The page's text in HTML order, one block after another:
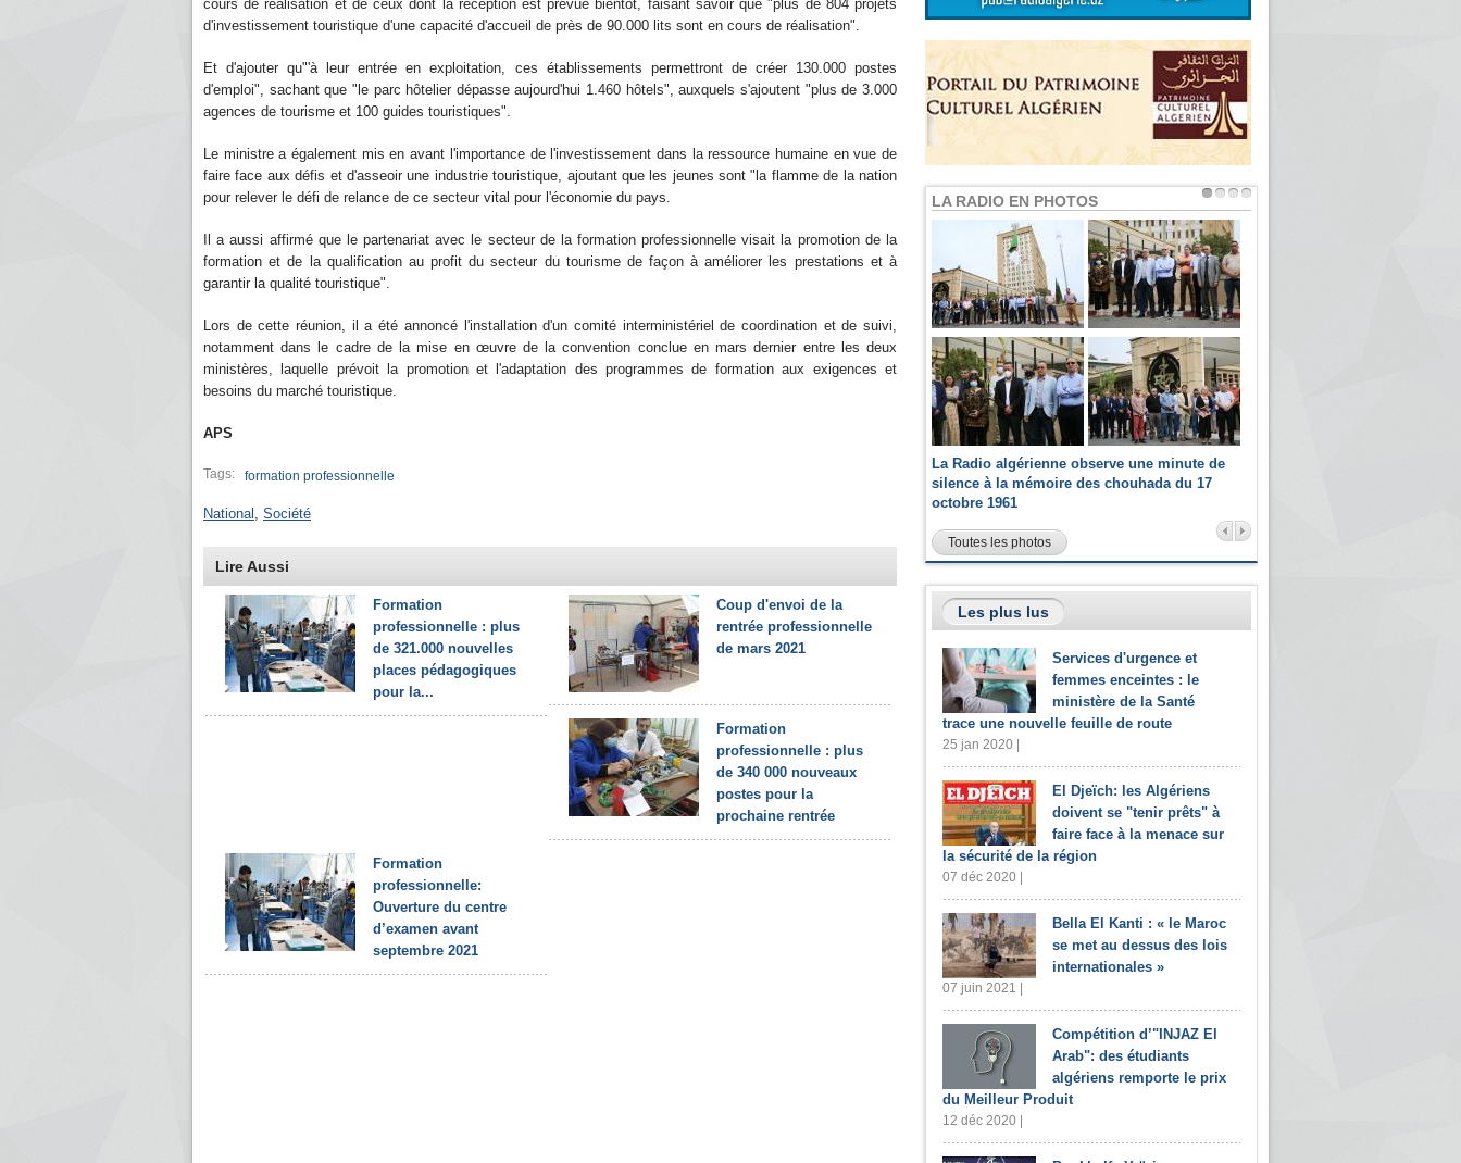
cours de réalisation et de ceux dont la réception est prévue bientôt, faisant savoir que "plus de 804 projets
d'investissement touristique d'une capacité d'accueil de près de 90.000 lits sont en cours de réalisation".
Et d'ajouter qu"'à leur entrée en exploitation, ces établissements permettront de créer 130.000 postes
d'emploi", sachant que "le parc hôtelier dépasse aujourd'hui 1.460 hôtels", auxquels s'ajoutent "plus de 3.000
agences de tourisme et 100 guides touristiques".
Le ministre a également mis en avant l'importance de l'investissement dans la ressource humaine en vue de
faire face aux défis et d'asseoir une industrie touristique, ajoutant que les jeunes sont "la flamme de la nation
pour relever le défi de relance de ce secteur vital pour l'économie du pays.
Il a aussi affirmé que le partenariat avec le secteur de la formation professionnelle visait la promotion de la
formation et de la qualification au profit du secteur du tourisme de façon à améliorer les prestations et à
garantir la qualité touristique".
Lors de cette réunion, il a été annoncé l'installation d'un comité interministériel de coordination et de suivi,
notamment dans le cadre de la mise en œuvre de la convention conclue en mars dernier entre les deux
ministères, laquelle prévoit la promotion et l'adaptation des programmes de formation aux exigences et
besoins du marché touristique.
APS
Tags: formation professionnelle
National , Société
Lire Aussi
Formation
professionnelle : plus
de 321.000 nouvelles
places pédagogiques
pour la...
Coup d'envoi de la
rentrée professionnelle
de mars 2021
Formation
professionnelle : plus
de 340 000 nouveaux
postes pour la
prochaine rentrée
Formation
professionnelle:
Ouverture du centre
d’examen avant
septembre 2021
LA RADIO EN PHOTOS
La Radio algérienne observe une minute de
silence à la mémoire des chouhada du 17
octobre 1961
Toutes les photos
Les plus lus
Services d'urgence et
femmes enceintes : le
ministère de la Santé
trace une nouvelle feuille de route
25 jan 2020 |
El Djeïch: les Algériens
doivent se "tenir prêts" à
faire face à la menace sur
la sécurité de la région
07 déc 2020 |
Bella El Kanti : « le Maroc
se met au dessus des lois
internationales »
07 juin 2021 |
Compétition d’"INJAZ El
Arab": des étudiants
algériens remporte le prix
du Meilleur Produit
12 déc 2020 |